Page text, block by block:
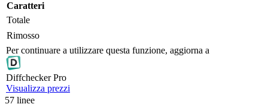
Caratteri
Totale
Rimosso
Per continuare a utilizzare questa funzione, aggiorna a
DiffcheckerPro
Visualizza prezzi
57 linee